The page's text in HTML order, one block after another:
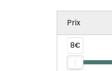
Prix
8€